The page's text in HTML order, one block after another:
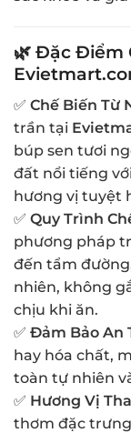
🌿 Đặc Điểm
✅ Chế Biến Từ
trần tại
búp sen tươi
đất nổi tiếng
hương vị tuyệt
✅ Quy Trình
phương pháp
đến tẩm
nhiên, không
chịu khi ăn.
✅ Đảm Bảo An
hay hóa chất,
toàn tự nhiên
✅ Hương Vị
thơm đặc